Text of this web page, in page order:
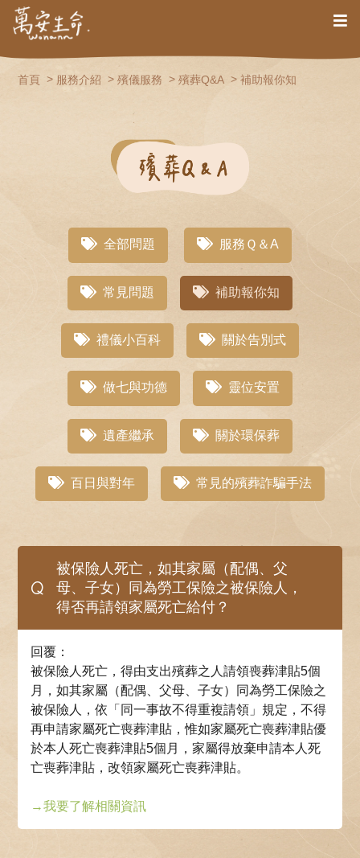
首頁 服務介紹 殯儀服務 殯葬Q&A 補助報你知
全部問題 服務Ｑ＆A
常見問題 補助報你知
禮儀小百科 關於告別式
做七與功德 靈位安置
遺產繼承 關於環保葬
百日與對年 常見的殯葬詐騙手法
Q
被保險人死亡，如其家屬（配偶、父
母、子女）同為勞工保險之被保險人，
得否再請領家屬死亡給付？
回覆：
被保險人死亡，得由支出殯葬之人請領喪葬津貼5個
月，如其家屬（配偶、父母、子女）同為勞工保險之
被保險人，依「同一事故不得重複請領」規定，不得
再申請家屬死亡喪葬津貼，惟如家屬死亡喪葬津貼優
於本人死亡喪葬津貼5個月，家屬得放棄申請本人死
亡喪葬津貼，改領家屬死亡喪葬津貼。
→我要了解相關資訊